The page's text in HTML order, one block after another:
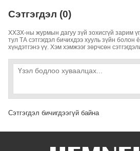
Сэтгэгдэл (0)
ХХЗХ-ны журмын дагуу зүй зохисгүй зарим
тул ТА сэтгэгдэл бичихдээ хууль зүйн болон
хүндэтгэнэ үү. Хэм хэмжээг зөрчсөн
Сэтгэгдэл бичигдээгүй байна